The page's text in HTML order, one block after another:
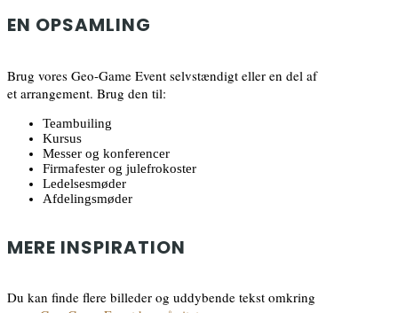
EN OPSAMLING
Brug vores Geo-Game Event selvstændigt eller en del af
et arrangement. Brug den til:
Teambuiling
Kursus
Messer og konferencer
Firmafester og julefrokoster
Ledelsesmøder
Afdelingsmøder
MERE INSPIRATION
Du kan finde flere billeder og uddybende tekst omkring